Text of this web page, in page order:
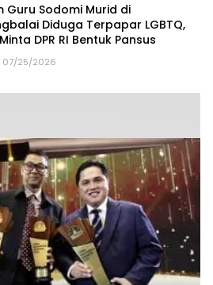
Guru Sodomi Murid di
Diduga Terpapar LGBTQ,
Minta DPR RI Bentuk Pansus
07/25/2026